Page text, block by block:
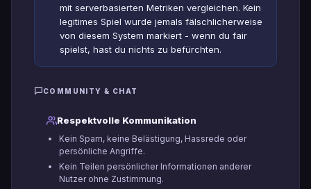
mit serverbasierten Metriken vergleichen. Kein
legitimes Spiel wurde jemals fälschlicherweise
von diesem System markiert - wenn du fair
spielst, hast du nichts zu befürchten.
COMMUNITY & CHAT
Respektvolle Kommunikation
Kein Spam, keine Belästigung, Hassrede oder
persönliche Angriffe.
Kein Teilen persönlicher Informationen anderer
Nutzer ohne Zustimmung.